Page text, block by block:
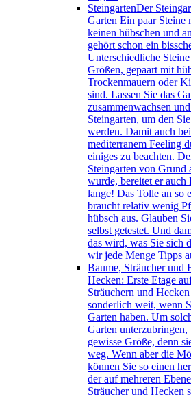
SteingartenDer
Garten Ein paar Steine
keinen hübschen und
gehört schon ein
Unterschiedliche
Größen, gepaart mit
Trockenmauern oder
sind. Lassen Sie das
zusammenwachsen
Steingarten, um den
werden. Damit auch
mediterranem Feeling
einiges zu beachten.
Steingarten von Grund
wurde, bereitet er auch
lange! Das Tolle an so
braucht relativ wenig
hübsch aus. Glauben
selbst getestet. Und
das wird, was Sie sich
wir jede Menge Tipps
Baume, Sträucher und
Hecken: Erste Etage
Sträuchern und
sonderlich weit, wenn
Garten haben. Um
Garten unterzubringen,
gewisse Größe, denn
weg. Wenn aber die
können Sie so einen
der auf mehreren
Sträucher und Hecken